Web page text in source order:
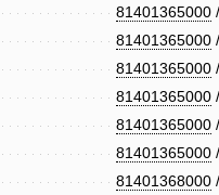
81401365000
81401365000
81401365000
81401365000
81401365000
81401365000
81401368000